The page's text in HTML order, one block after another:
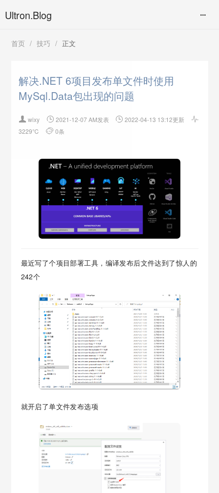
Ultron.Blog
首页 / 技巧 / 正文
解决.NET 6项目发布单文件时使用
MySql.Data包出现的问题
 wixy  2021-12-07 AM发表  2022-04-13 13:12更新 
3229℃  0条
最近写了个项目部署工具，编译发布后文件达到了惊人的
242个
就开启了单文件发布选项